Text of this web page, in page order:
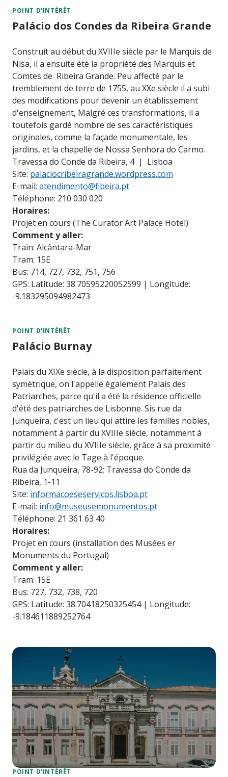
POINT D'INTÉRÊT
Palácio dos Condes da Ribeira Grande
Construít au début du XVIIIe siècle par le Marquis de
Nisa, il a ensuite été la propriété des Marquis et
Comtes de Ribeira Grande. Peu affecté par le
tremblement de terre de 1755, au XXe siècle il a subi
des modifications pour devenir un établissement
d'enseignement, Malgré ces transformations, il a
toutefois gardé nombre de ses caractéristiques
originales, comme la façade monumentale, les
jardins, et la chapelle de Nossa Senhora do Carmo.
Travessa do Conde da Ribeira, 4 | Lisboa
Site: palaciocribeiragrande.wordpress.com
E-mail: atendimento@fibeira.pt
Téléphone: 210 030 020
Horaires:
Projet en cours (The Curator Art Palace Hotel)
Comment y aller:
Train: Alcântara-Mar
Tram: 15E
Bus: 714, 727, 732, 751, 756
GPS: Latitude: 38.70595220052599 | Longitude:
-9.183295094982473
POINT D'INTÉRÊT
Palácio Burnay
Palais du XIXe siècle, à la disposition parfaitement
symétrique, on l'appelle également Palais des
Patriarches, parce qu'il a été la résidence officielle
d'été des patriarches de Lisbonne. Sis rue da
Junqueira, c'est un lieu qui attire les familles nobles,
notamment à partir du XVIIIe siècle, notamment à
partir du milieu du XVIIIe siècle, grâce à sa proximité
privilégiée avec le Tage à l'époque.
Rua da Junqueira, 78-92; Travessa do Conde da
Ribeira, 1-11
Site: informacoeseservicos.lisboa.pt
E-mail: info@museusemonumentos.pt
Téléphone: 21 361 63 40
Horaires:
Projet en cours (installation des Musées er
Monuments du Portugal)
Comment y aller:
Tram: 15E
Bus: 727, 732, 738, 720
GPS: Latitude: 38.70418250325454 | Longitude:
-9.184611889252764
POINT D'INTÉRÊT